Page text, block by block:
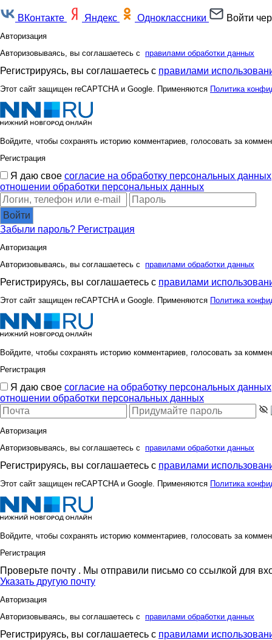
ВКонтакте Яндекс Одноклассники Войти
Авторизация
Авторизовываясь, вы соглашаетесь с правилами обработки данных
Регистрируясь, вы соглашаетесь с правилами
Этот сайт защищен reCAPTCHA и Google. Применяются Политика
Войдите, чтобы сохранять историю комментариев, голосовать за
Регистрация
Я даю свое согласие на обработку персональных данных
отношении обработки персональных данных
Войти
Забыли пароль? Регистрация
Авторизация
Авторизовываясь, вы соглашаетесь с правилами обработки данных
Регистрируясь, вы соглашаетесь с правилами
Этот сайт защищен reCAPTCHA и Google. Применяются Политика
Войдите, чтобы сохранять историю комментариев, голосовать за
Регистрация
Я даю свое согласие на обработку персональных данных
отношении обработки персональных данных
Авторизация
Авторизовываясь, вы соглашаетесь с правилами обработки данных
Регистрируясь, вы соглашаетесь с правилами
Этот сайт защищен reCAPTCHA и Google. Применяются Политика
Войдите, чтобы сохранять историю комментариев, голосовать за
Регистрация
Проверьте почту . Мы отправили письмо со ссылкой для
Указать другую почту
Авторизация
Авторизовываясь, вы соглашаетесь с правилами обработки данных
Регистрируясь, вы соглашаетесь с правилами